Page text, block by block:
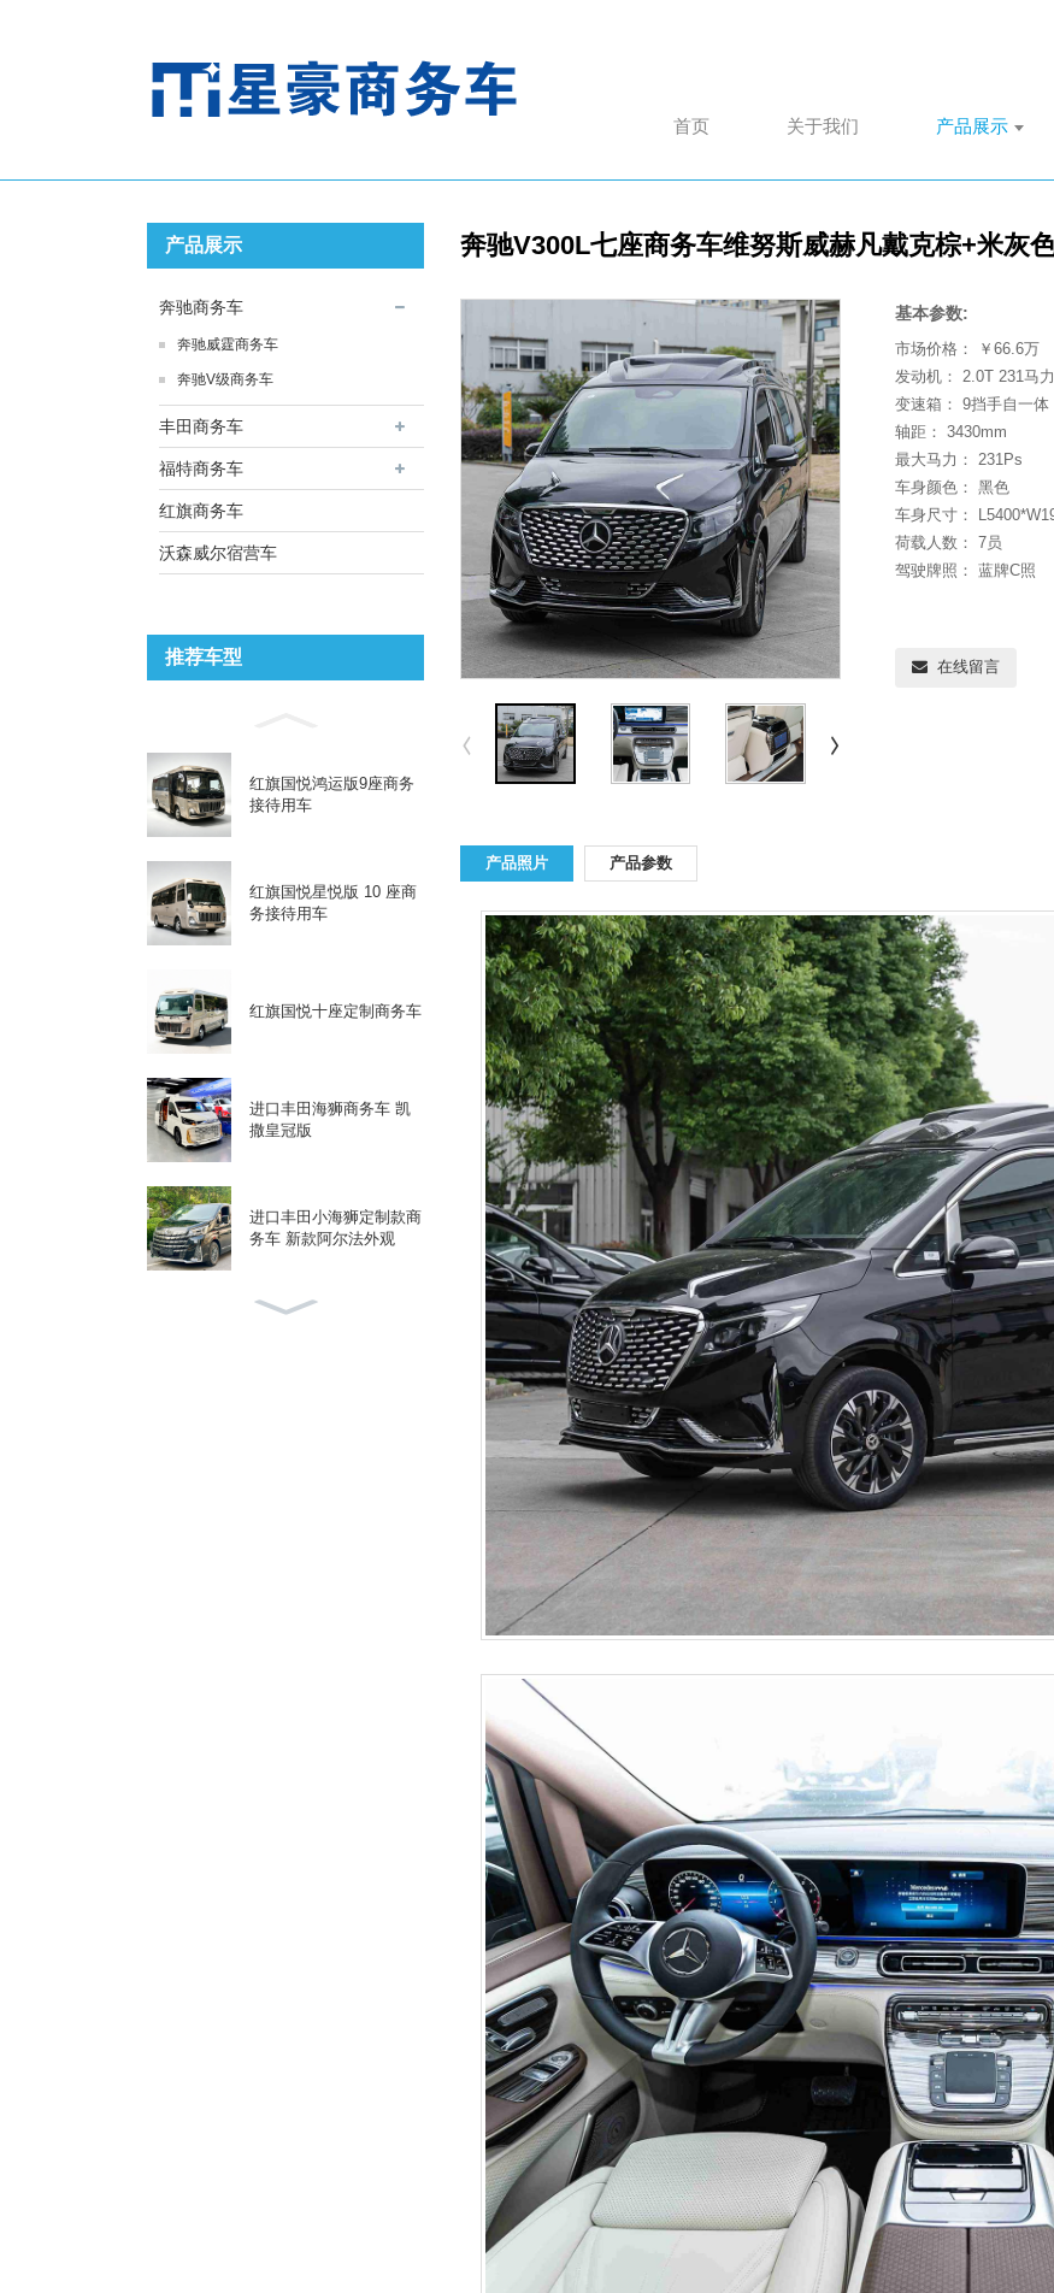
首页 关于我们 产品展示
产品展示
奔驰商务车
奔驰威霆商务车
奔驰V级商务车
丰田商务车
福特商务车
红旗商务车
沃森威尔宿营车
推荐车型
红旗国悦鸿运版9座商务
接待用车
红旗国悦星悦版 10 座商
务接待用车
红旗国悦十座定制商务车
进口丰田海狮商务车 凯
撒皇冠版
进口丰田小海狮定制款商
务车 新款阿尔法外观
奔驰V300L七座商务车维努斯威赫凡戴克棕+米灰
基本参数:
市场价格： ￥66.6万
发动机：
2.0T 231马
变速箱：
9挡手自一体
轴距：
3430mm
最大马力：
231Ps
车身颜色：
黑色
车身尺寸：
荷载人数：
7员
驾驶牌照：
蓝牌C照
在线留言
产品照片 产品参数